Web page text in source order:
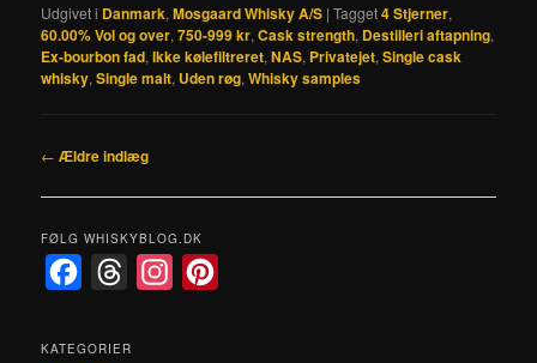
Udgivet i Danmark,Mosgaard Whisky A/S |Tagget4 Stjerner,
60.00% Vol og over,750-999 kr,Cask strength, Destilleri aftapning,
Ex-bourbon fad,Ikke kølefiltreret,NAS, Privatejet,Single cask
whisky,Single malt, Uden røg,Whisky samples
Indlægsnavigation
← Ældre indlæg
FØLG WHISKYBLOG.DK
c
r
KATEGORIER